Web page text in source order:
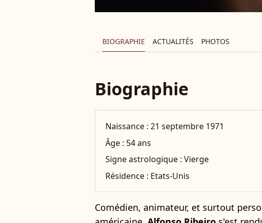
BIOGRAPHIE ACTUALITÉS PHOTOS
Biographie
Naissance :21 septembre 1971
Âge : 54 ans
Signe astrologique :Vierge
Résidence : Etats-Unis
Comédien, animateur, et surtout